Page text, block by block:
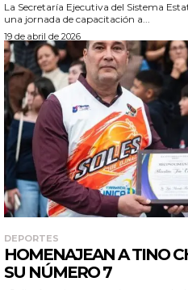
La Secretaría Ejecutiva del Sistema
una jornada de capacitación a...
19 de abril de 2026
DEPORTES
HOMENAJEAN A TINO
SU NÚMERO 7